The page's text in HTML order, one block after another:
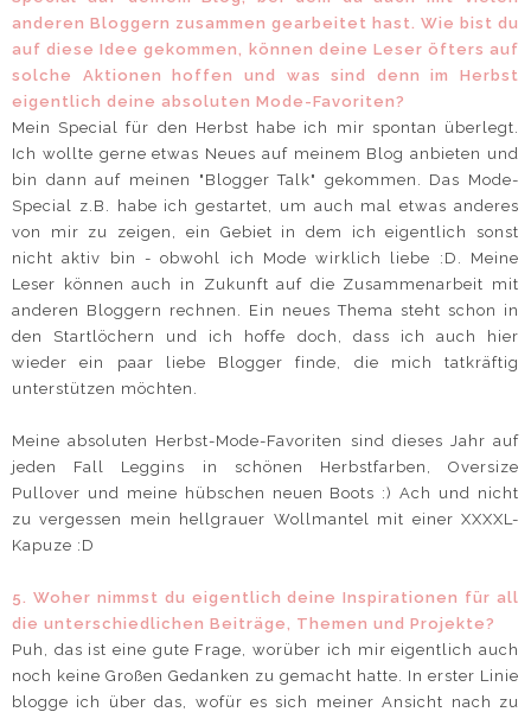
anderen Bloggern zusammen gearbeitet hast. Wie bist du
auf diese Idee gekommen, können deine Leser öfters auf
solche Aktionen hoffen und was sind denn im Herbst
eigentlich deine absoluten Mode-Favoriten?
Mein Special für den Herbst habe ich mir spontan überlegt.
Ich wollte gerne etwas Neues auf meinem Blog anbieten und
bin dann auf meinen "Blogger Talk" gekommen. Das Mode-
Special z.B. habe ich gestartet, um auch mal etwas anderes
von mir zu zeigen, ein Gebiet in dem ich eigentlich sonst
nicht aktiv bin - obwohl ich Mode wirklich liebe :D. Meine
Leser können auch in Zukunft auf die Zusammenarbeit mit
anderen Bloggern rechnen. Ein neues Thema steht schon in
den Startlöchern und ich hoffe doch, dass ich auch hier
wieder ein paar liebe Blogger finde, die mich tatkräftig
unterstützen möchten.
Meine absoluten Herbst-Mode-Favoriten sind dieses Jahr auf
jeden Fall Leggins in schönen Herbstfarben, Oversize
Pullover und meine hübschen neuen Boots :) Ach und nicht
zu vergessen mein hellgrauer Wollmantel mit einer XXXXL-
Kapuze :D
5. Woher nimmst du eigentlich deine Inspirationen für all
die unterschiedlichen Beiträge, Themen und Projekte?
Puh, das ist eine gute Frage, worüber ich mir eigentlich auch
noch keine Großen Gedanken zu gemacht hatte. In erster Linie
blogge ich über das, wofür es sich meiner Ansicht nach zu